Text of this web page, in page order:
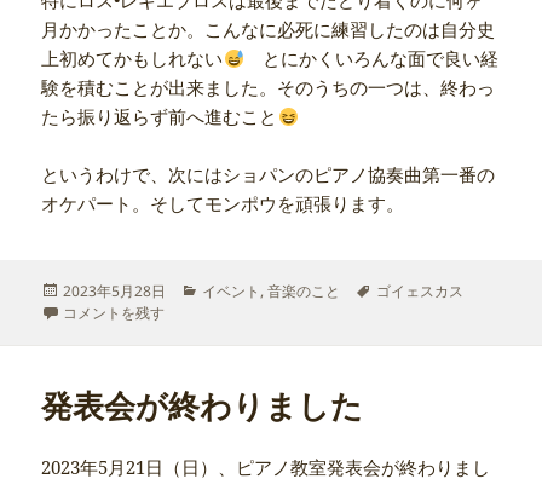
月かかったことか。こんなに必死に練習したのは自分史
上初めてかもしれない
とにかくいろんな面で良い経
験を積むことが出来ました。そのうちの一つは、終わっ
たら振り返らず前へ進むこと
というわけで、次にはショパンのピアノ協奏曲第一番の
オケパート。そしてモンポウを頑張ります。
投
稿
2023年5月28日
カ
イベント ,音楽のこと
タ
ゴイェスカス
ゴイェスカスの壁 に
コメントを残す
発表会が終わりました
2023年5月21日（日）、ピアノ教室発表会が終わりまし